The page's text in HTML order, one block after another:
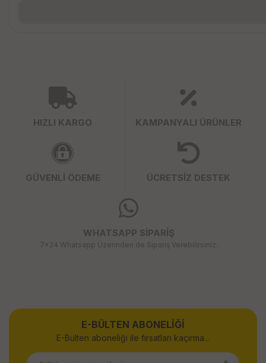
HIZLI KARGO KAMPANYALI ÜRÜNLER
GÜVENLİ ÖDEME ÜCRETSİZ DESTEK
WHATSAPP SİPARİŞ
7x24 Whatsapp Üzerinden de Sipariş Verebilirsiniz.
E-BÜLTEN ABONELİĞİ
E-Bülten aboneliği ile fırsatları kaçırma...